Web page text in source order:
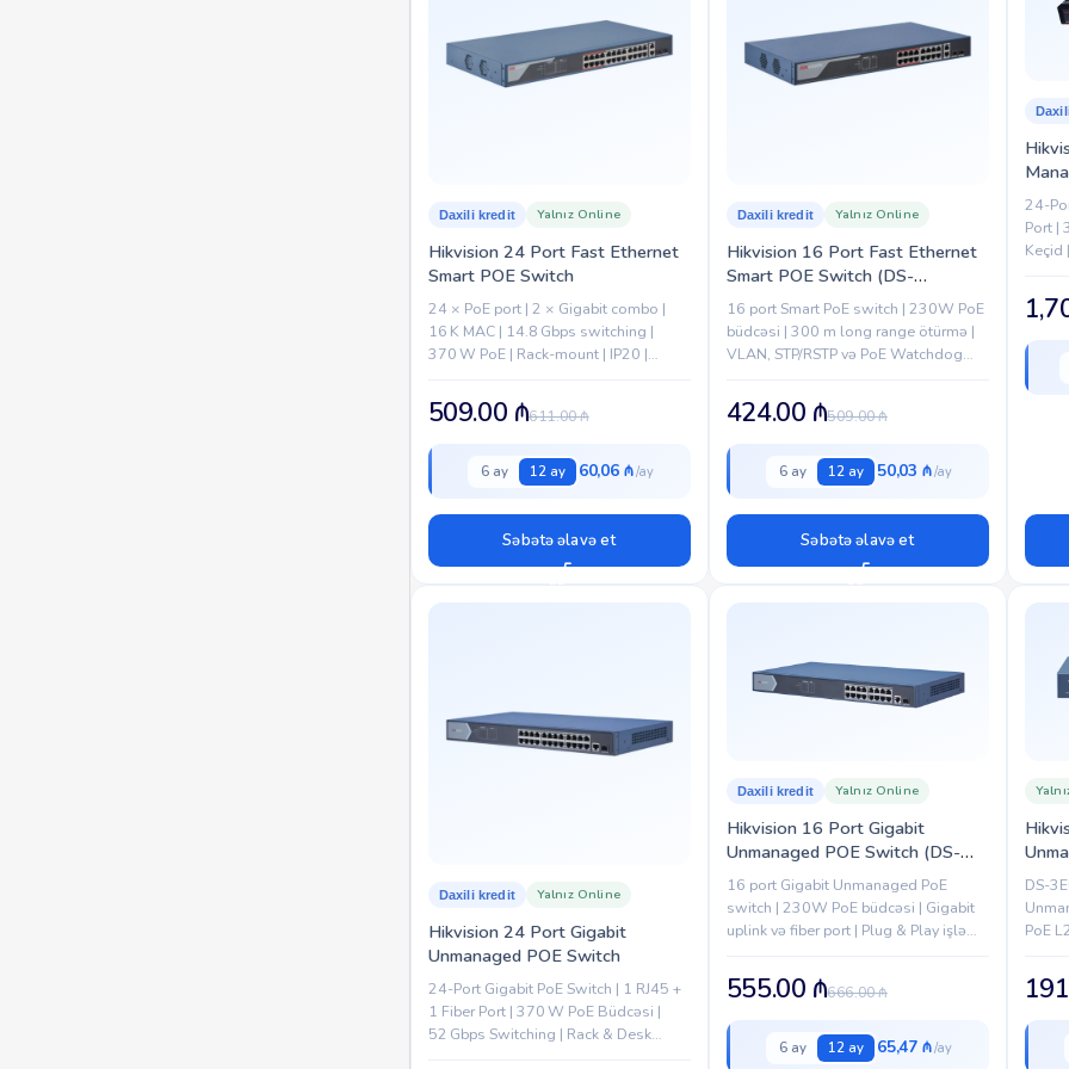
Hikvision 24 Port Fast Ethernet
Smart POE Switch
Daxili kredit Yalnız Online
24 × PoE port | 2 × Gigabit combo |
16 K MAC | 14.8 Gbps switching |
370 W PoE | Rack-mount | IP20 |
range...
611.00₼
509.00 ₼
6 ay 12 ay 60,06 ₼
Səbətə əlavə et
Hikvision 16 Port Fast Ethernet
Smart POE Switch (DS-
3E1318P-EI)
Daxili kredit Yalnız Online
16 port Smart PoE switch | 230W PoE
büdcəsi | 300 m long range ötürmə |
VLAN, STP/RSTP və PoE Watchdog
üçün ideal
509.00₼
424.00 ₼
6 ay 12 ay 50,03 ₼
Səbətə əlavə et
24-
Port |
Keçid
Hikvision 24 Port Gigabit
Unmanaged POE Switch
Daxili kredit Yalnız Online
24-Port Gigabit PoE Switch | 1 RJ45 +
1 Fiber Port | 370 W PoE Büdcəsi |
52 Gbps Switching | Rack & Desk
Hikvision 16 Port Gigabit
Unmanaged POE Switch (DS-
3E0518P-E)
Daxili kredit Yalnız Online
16 port Gigabit Unmanaged PoE
switch | 230W PoE büdcəsi | Gigabit
uplink və fiber port | Plug & Play işləmə
666.00₼
555.00 ₼
6 ay 12 ay 65,47 ₼
DS-
PoE
|...